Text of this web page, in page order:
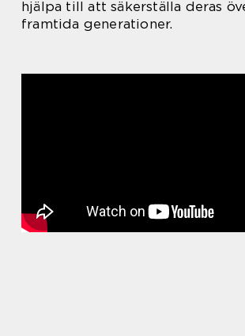
hjälpa till att säkerställa deras
framtida generationer.